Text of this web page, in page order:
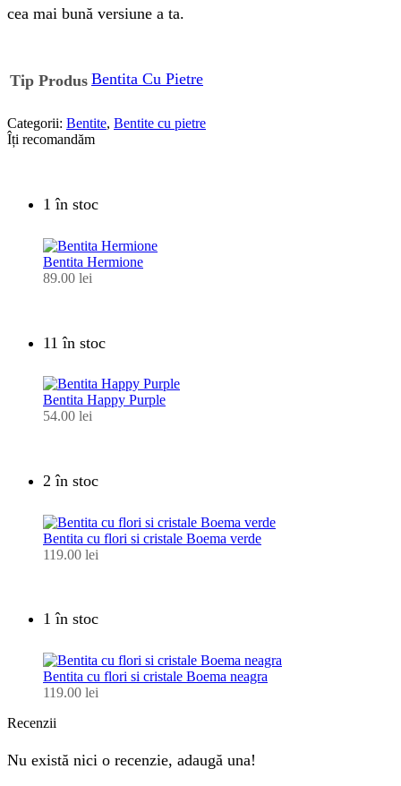
cea mai bună versiune a ta.
Tip Produs Bentita Cu Pietre
Categorii: Bentite, Bentite cu pietre
Îți recomandăm
1 în stoc
Bentita Hermione
89.00 lei
11 în stoc
Bentita Happy Purple
54.00 lei
2 în stoc
Bentita cu flori si cristale Boema verde
119.00 lei
1 în stoc
Bentita cu flori si cristale Boema neagra
119.00 lei
Recenzii
Nu există nici o recenzie, adaugă una!